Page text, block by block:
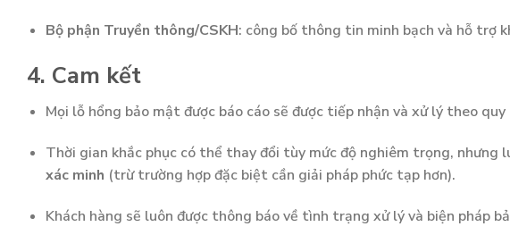
Bộ phận Truyền thông/CSKH: công bố thông tin minh bạch và hỗ trợ
4. Cam kết
Mọi lỗ hổng bảo mật được báo cáo sẽ được tiếp nhận và xử lý theo
Thời gian khắc phục có thể thay đổi tùy mức độ nghiêm trọng, nhưng
xác minh (trừ trường hợp đặc biệt cần giải pháp phức tạp hơn).
Khách hàng sẽ luôn được thông báo về tình trạng xử lý và biện pháp